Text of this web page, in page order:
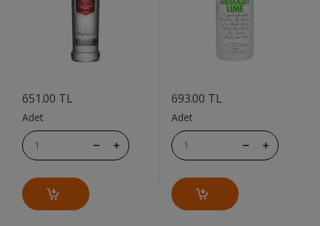
651.00 TL
Adet
693.00 TL
Adet